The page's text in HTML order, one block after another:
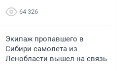
64 326
Экипаж пропавшего в
Сибири самолета из
Ленобласти вышел на связь